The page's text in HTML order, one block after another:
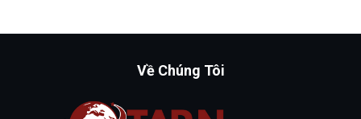
Về Chúng Tôi